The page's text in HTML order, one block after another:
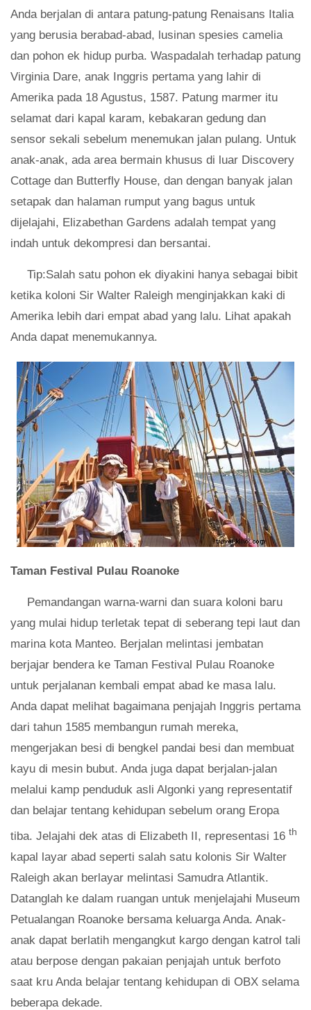
Anda berjalan di antara patung-patung Renaisans Italia
yang berusia berabad-abad, lusinan spesies camelia
dan pohon ek hidup purba. Waspadalah terhadap patung
Virginia Dare, anak Inggris pertama yang lahir di
Amerika pada 18 Agustus, 1587. Patung marmer itu
selamat dari kapal karam, kebakaran gedung dan
sensor sekali sebelum menemukan jalan pulang. Untuk
anak-anak, ada area bermain khusus di luar Discovery
Cottage dan Butterfly House, dan dengan banyak jalan
setapak dan halaman rumput yang bagus untuk
dijelajahi, Elizabethan Gardens adalah tempat yang
indah untuk dekompresi dan bersantai.
Tip:Salah satu pohon ek diyakini hanya sebagai bibit
ketika koloni Sir Walter Raleigh menginjakkan kaki di
Amerika lebih dari empat abad yang lalu. Lihat apakah
Anda dapat menemukannya.
Taman Festival Pulau Roanoke
Pemandangan warna-warni dan suara koloni baru
yang mulai hidup terletak tepat di seberang tepi laut dan
marina kota Manteo. Berjalan melintasi jembatan
berjajar bendera ke Taman Festival Pulau Roanoke
untuk perjalanan kembali empat abad ke masa lalu.
Anda dapat melihat bagaimana penjajah Inggris pertama
dari tahun 1585 membangun rumah mereka,
mengerjakan besi di bengkel pandai besi dan membuat
kayu di mesin bubut. Anda juga dapat berjalan-jalan
melalui kamp penduduk asli Algonki yang representatif
dan belajar tentang kehidupan sebelum orang Eropa
tiba. Jelajahi dek atas di Elizabeth II, representasi 16 th
kapal layar abad seperti salah satu kolonis Sir Walter
Raleigh akan berlayar melintasi Samudra Atlantik.
Datanglah ke dalam ruangan untuk menjelajahi Museum
Petualangan Roanoke bersama keluarga Anda. Anak-
anak dapat berlatih mengangkut kargo dengan katrol tali
atau berpose dengan pakaian penjajah untuk berfoto
saat kru Anda belajar tentang kehidupan di OBX selama
beberapa dekade.